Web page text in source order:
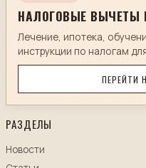
НАЛОГОВЫЕ ВЫЧЕТЫ
Лечение, ипотека,
инструкции по налогам
ПЕРЕЙТИ
РАЗДЕЛЫ
Новости